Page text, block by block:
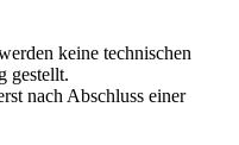
keine technischen
gestellt.
nach Abschluss einer